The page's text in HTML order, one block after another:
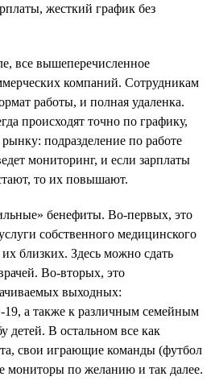
жесткий график без
все вышеперечисленное
компаний. Сотрудникам
работы, и полная удаленка.
происходят точно по графику,
рынку: подразделение по работе
мониторинг, и если зарплаты
то их повышают.
бенефиты. Во-первых, это
собственного медицинского
близких. Здесь можно сдать
Во-вторых, это
выходных:
а также к различным семейным
детей. В остальном все как
свои играющие команды (футбол
мониторы по желанию и так далее.